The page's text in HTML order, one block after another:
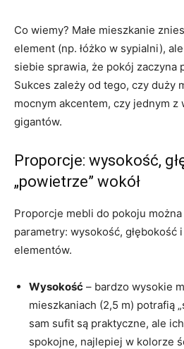
Co wiemy? Małe mieszkanie
element (np. łóżko w sypialni),
siebie sprawia, że pokój zaczyna
Sukces zależy od tego, czy duży
mocnym akcentem, czy jednym
gigantów.
Proporcje: wysokość,
„powietrze” wokół
Proporcje mebli do pokoju
parametry: wysokość, głębokość
elementów.
Wysokość – bardzo wysokie
mieszkaniach (2,5 m) potrafią
sam sufit są praktyczne, ale
spokojne, najlepiej w kolorze